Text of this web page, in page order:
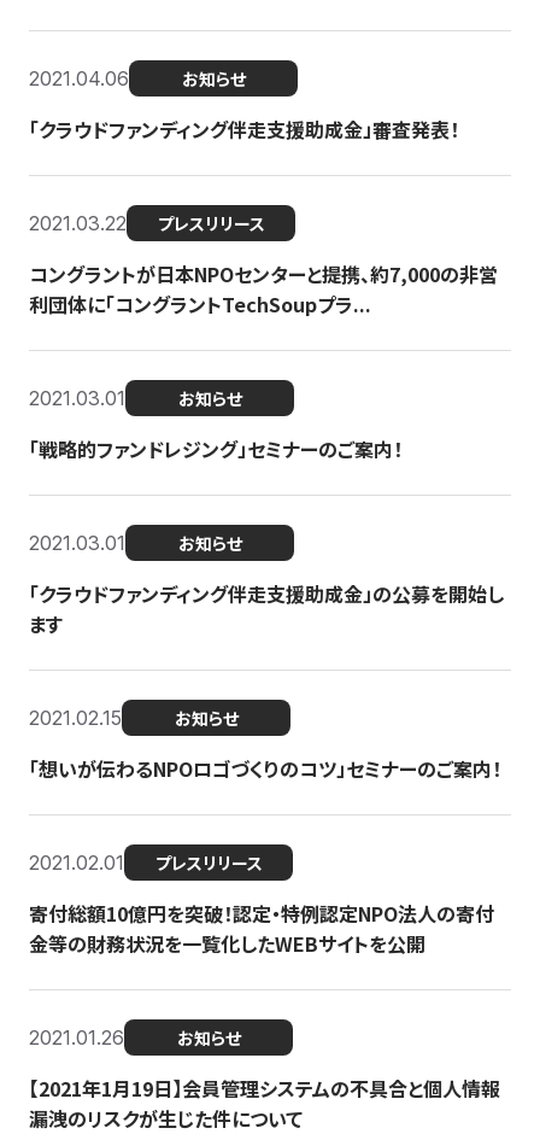
2021.04.06 お知らせ
「クラウドファンディング伴走支援助成金」審査発表！
2021.03.22 プレスリリース
コングラントが日本NPOセンターと提携、約7,000の非営
利団体に「コングラントTechSoupプラ...
2021.03.01 お知らせ
「戦略的ファンドレジング」セミナーのご案内！
2021.03.01 お知らせ
「クラウドファンディング伴走支援助成金」の公募を開始し
ます
2021.02.15 お知らせ
「想いが伝わるNPOロゴづくりのコツ」セミナーのご案内！
2021.02.01 プレスリリース
寄付総額10億円を突破！認定・特例認定NPO法人の寄付
金等の財務状況を一覧化したWEBサイトを公開
2021.01.26 お知らせ
【2021年1月19日】会員管理システムの不具合と個人情報
漏洩のリスクが生じた件について